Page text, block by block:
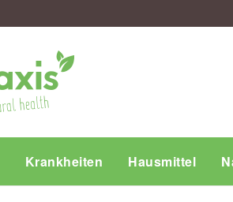
Krankheiten Hausmittel